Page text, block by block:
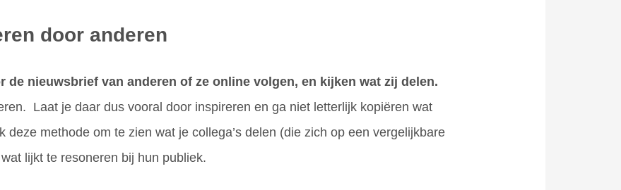
door anderen
de nieuwsbrief van anderen of ze online volgen, en kijken wat zij delen.
Laat je daar dus vooral door inspireren en ga niet letterlijk kopiëren wat
deze methode om te zien wat je collega’s delen (die zich op een vergelijkbare
lijkt te resoneren bij hun publiek.